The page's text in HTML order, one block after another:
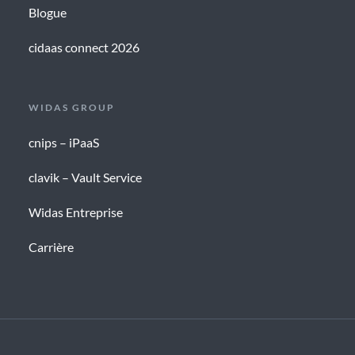
Blogue
cidaas connect 2026
WIDAS GROUP
cnips – iPaaS
clavik – Vault Service
Widas Entreprise
Carrière